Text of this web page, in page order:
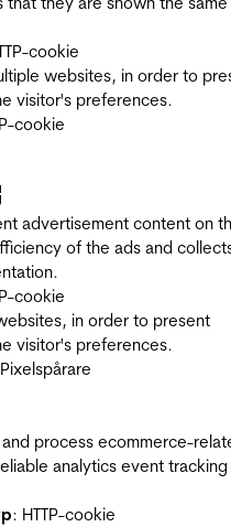
cookie
websites, in order to
visitor's preferences.
cookie
advertisement content on
of the ads and
cookie
in order to present
visitor's preferences.
process ecommerce-
analytics event tracking
: HTTP-cookie